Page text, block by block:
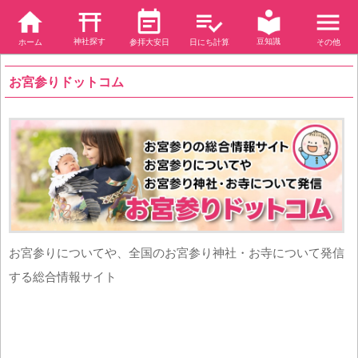
ホーム 神社探す 参拝大安日 日にち計算 豆知識 その他
お宮参りドットコム
お宮参りについてや、全国のお宮参り神社・お寺について発信
する総合情報サイト